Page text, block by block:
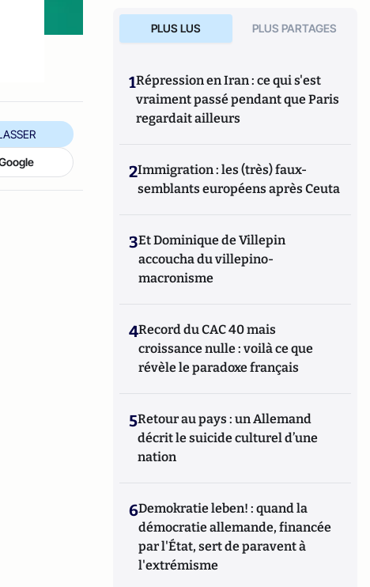
PLUS LUS PLUS PARTAGES
1Répression en Iran : ce qui s'est
vraiment passé pendant que Paris
regardait ailleurs
2Immigration : les (très) faux-
semblants européens après Ceuta
3Et Dominique de Villepin
accoucha du villepino-
macronisme
4Record du CAC 40 mais
croissance nulle : voilà ce que
révèle le paradoxe français
5Retour au pays : un Allemand
décrit le suicide culturel d’une
nation
6Demokratie leben! : quand la
démocratie allemande, financée
par l'État, sert de paravent à
l'extrémisme